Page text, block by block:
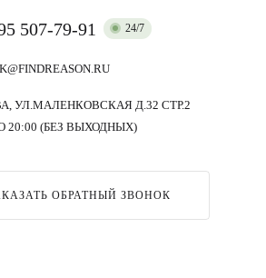
507-79-91 24/7
УЛ.МАЛЕНКОВСКАЯ Д.32 СТР.2
20:00 (БЕЗ ВЫХОДНЫХ)
ОБРАТНЫЙ ЗВОНОК